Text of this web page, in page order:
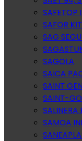
SAFETOP
SAFOR KIT
SAG
SAGOLA
SAICA
SAINT
SAINT-
SALINERA
SAMOA